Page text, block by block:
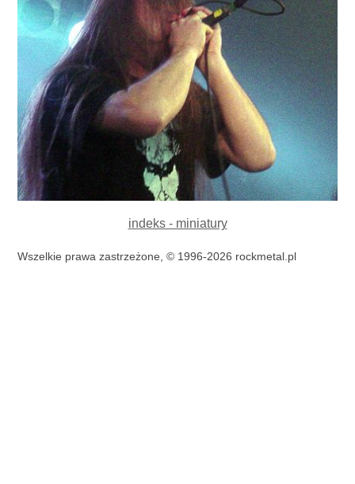
indeks - miniatury
Wszelkie prawa zastrzeżone, © 1996-2026 rockmetal.pl